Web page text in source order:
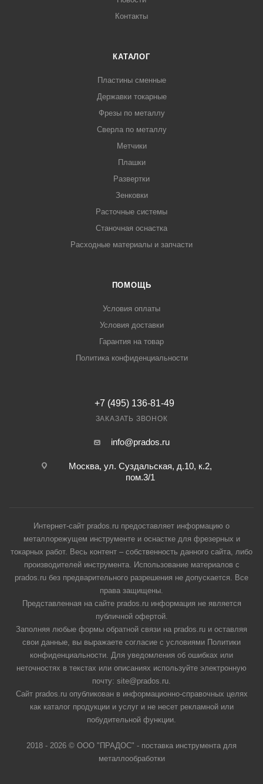
Контакты
КАТАЛОГ
Пластины сменные
Державки токарные
Фрезы по металлу
Сверла по металлу
Метчики
Плашки
Развертки
Зенковки
Расточные системы
Станочная оснастка
Расходные материалы и запчасти
ПОМОЩЬ
Условия оплаты
Условия доставки
Гарантия на товар
Политика конфиденциальности
+7 (495) 136-81-49
ЗАКАЗАТЬ ЗВОНОК
info@prados.ru
Москва, ул. Суздальская, д.10, к.2,
пом.3/1
Интернет-сайт prados.ru предоставляет информацию о
металлорежущем инструменте и оснастке для фрезерных и
токарных работ. Весь контент – собственность данного сайта, либо
производителей инструмента. Использование материалов с
prados.ru без предварительного разрешения не допускается. Все
права защищены.
Представленная на сайте prados.ru информация не является
публичной офертой.
Заполняя любые формы обратной связи на prados.ru и оставляя
свои данные, вы выражаете согласие с условиями Политики
конфиденциальности. Для уведомления об ошибках или
неточностях в текстах или описаниях используйте электронную
почту: site@prados.ru.
Сайт prados.ru опубликован в информационно-справочных целях
как каталог продукции и услуг и не несет рекламной или
побудительной функции.
2018 - 2026 © ООО "ПРАДОС" - поставка инструмента для
металлообработки